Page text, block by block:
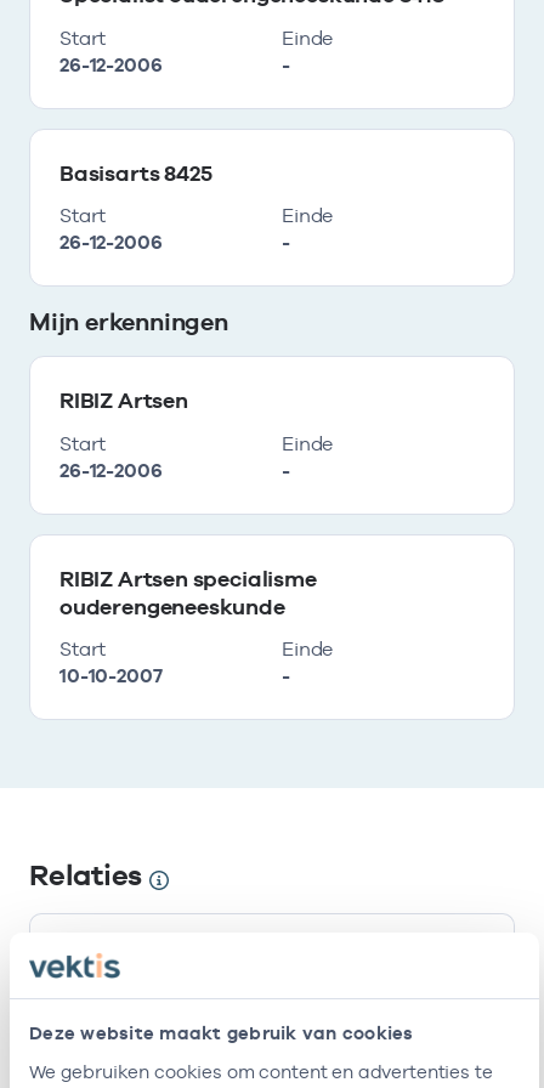
Deze website maakt gebruik van cookies
We gebruiken cookies om content en advertenties te
Start
26-12-2006
Einde
-
Basisarts 8425
Start
26-12-2006
Einde
-
Mijn erkenningen
RIBIZ Artsen
Start
26-12-2006
Einde
-
RIBIZ Artsen specialisme
ouderengeneeskunde
Start
10-10-2007
Einde
-
Relaties
Stichting
Specialist ouderengeneeskunde -